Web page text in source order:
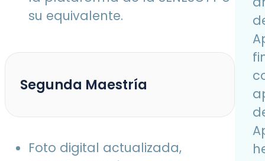
su equivalente.
Segunda Maestría
Foto digital actualizada,